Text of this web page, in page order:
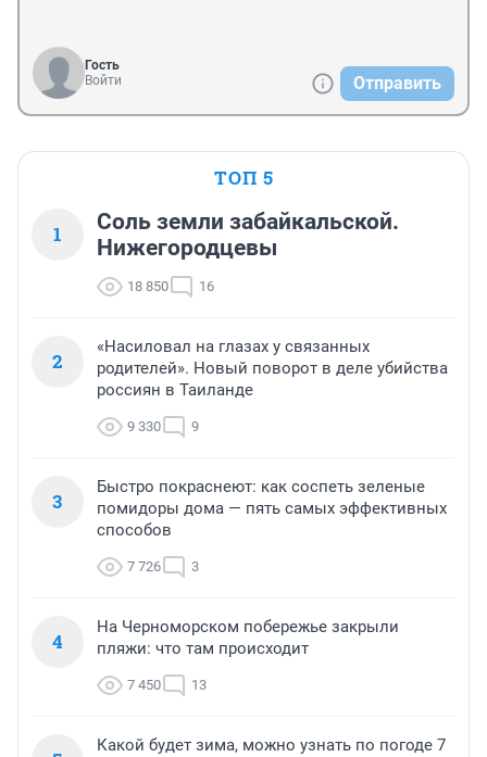
Гость
Войти
Отправить
ТОП 5
1
Соль земли забайкальской.
Нижегородцевы
18 850 16
2
«Насиловал на глазах у связанных
родителей». Новый поворот в деле убийства
россиян в Таиланде
9 330 9
3
Быстро покраснеют: как соспеть зеленые
помидоры дома — пять самых эффективных
способов
7 726 3
4
На Черноморском побережье закрыли
пляжи: что там происходит
7 450 13
Какой будет зима, можно узнать по погоде 7